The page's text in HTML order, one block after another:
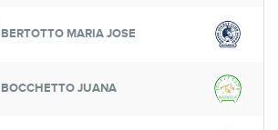
BERTOTTO MARIA JOSE
BOCCHETTO JUANA